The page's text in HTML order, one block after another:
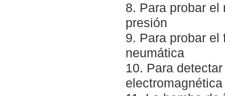
8. Para probar
presión
9. Para probar
neumática
10. Para